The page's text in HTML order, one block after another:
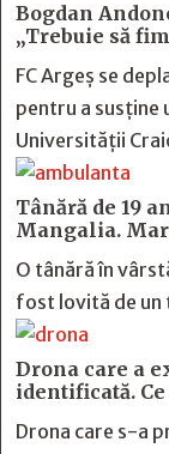
Bogdan
„Trebuie să
FC Argeș se
pentru a susține
Universității
Tânără de 19
Mangalia.
O tânără în
fost lovită de
Drona care a
identificată.
Drona care s-a